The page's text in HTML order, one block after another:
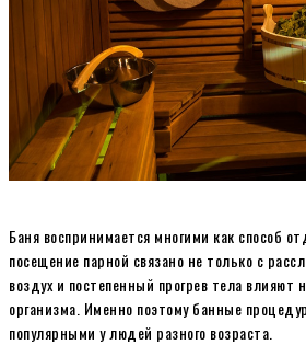
Баня воспринимается многими как способ
посещение парной связано не только с
воздух и постепенный прогрев тела влияют
организма. Именно поэтому банные
популярными у людей разного возраста.